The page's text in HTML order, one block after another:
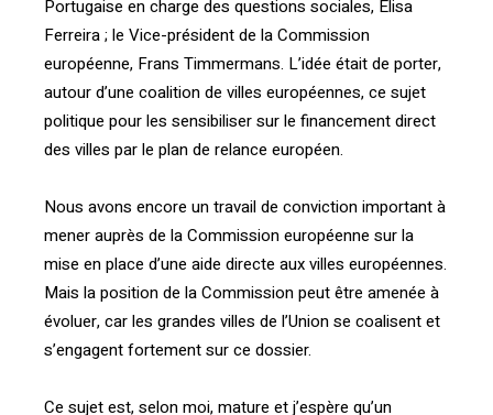
Portugaise en charge des questions sociales, Elisa
Ferreira ; le Vice-président de la Commission
européenne, Frans Timmermans. L’idée était de porter,
autour d’une coalition de villes européennes, ce sujet
politique pour les sensibiliser sur le financement direct
des villes par le plan de relance européen.
Nous avons encore un travail de conviction important à
mener auprès de la Commission européenne sur la
mise en place d’une aide directe aux villes européennes.
Mais la position de la Commission peut être amenée à
évoluer, car les grandes villes de l’Union se coalisent et
s’engagent fortement sur ce dossier.
Ce sujet est, selon moi, mature et j’espère qu’un